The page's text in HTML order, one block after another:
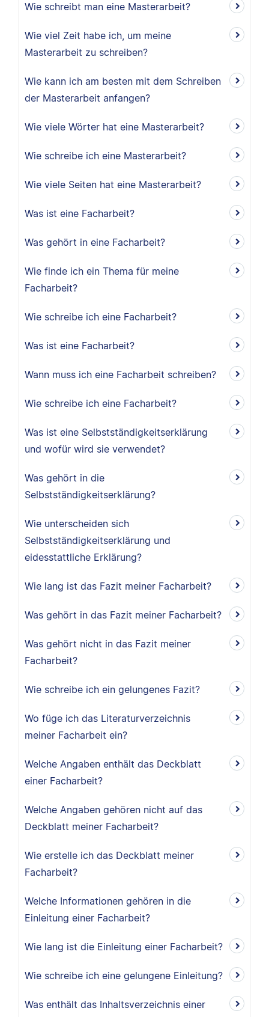
Wie schreibt man eine Masterarbeit?
Wie viel Zeit habe ich, um meine
Masterarbeit zu schreiben?
Wie kann ich am besten mit dem Schreiben
der Masterarbeit anfangen?
Wie viele Wörter hat eine Masterarbeit?
Wie schreibe ich eine Masterarbeit?
Wie viele Seiten hat eine Masterarbeit?
Was ist eine Facharbeit?
Was gehört in eine Facharbeit?
Wie finde ich ein Thema für meine
Facharbeit?
Wie schreibe ich eine Facharbeit?
Was ist eine Facharbeit?
Wann muss ich eine Facharbeit schreiben?
Wie schreibe ich eine Facharbeit?
Was ist eine Selbstständigkeitserklärung
und wofür wird sie verwendet?
Was gehört in die
Selbstständigkeitserklärung?
Wie unterscheiden sich
Selbstständigkeitserklärung und
eidesstattliche Erklärung?
Wie lang ist das Fazit meiner Facharbeit?
Was gehört in das Fazit meiner Facharbeit?
Was gehört nicht in das Fazit meiner
Facharbeit?
Wie schreibe ich ein gelungenes Fazit?
Wo füge ich das Literaturverzeichnis
meiner Facharbeit ein?
Welche Angaben enthält das Deckblatt
einer Facharbeit?
Welche Angaben gehören nicht auf das
Deckblatt meiner Facharbeit?
Wie erstelle ich das Deckblatt meiner
Facharbeit?
Welche Informationen gehören in die
Einleitung einer Facharbeit?
Wie lang ist die Einleitung einer Facharbeit?
Wie schreibe ich eine gelungene Einleitung?
Was enthält das Inhaltsverzeichnis einer